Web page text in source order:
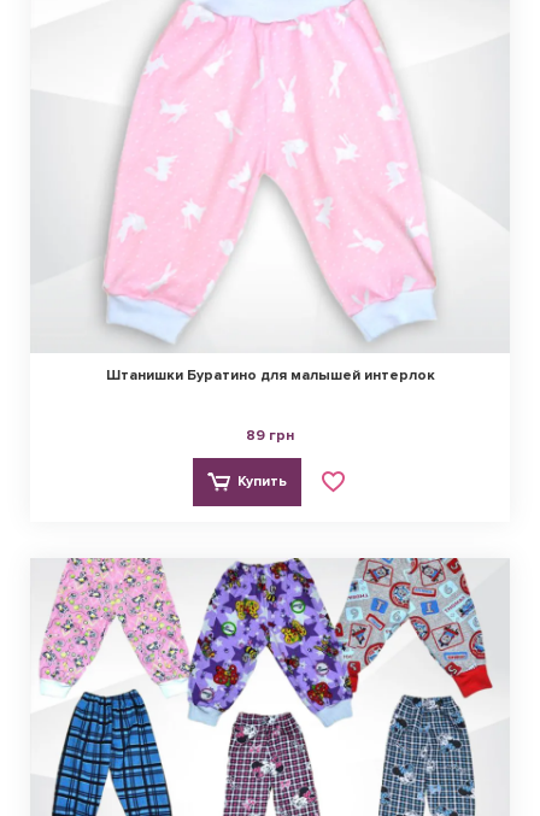
Штанишки Буратино для малышей интерлок
89 грн
Купить